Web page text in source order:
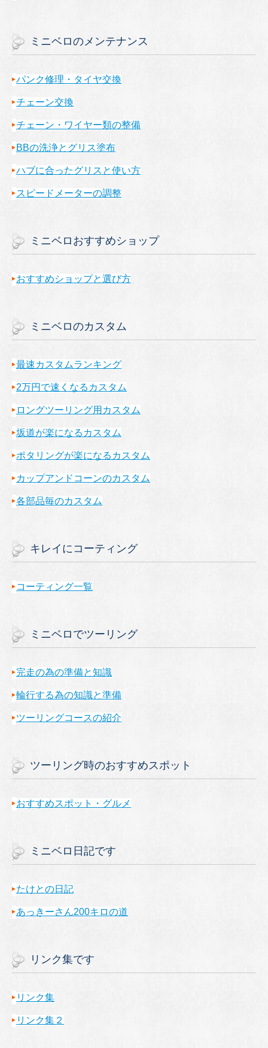
ミニベロのメンテナンス
パンク修理・タイヤ交換
チェーン交換
チェーン・ワイヤー類の整備
BBの洗浄とグリス塗布
ハブに合ったグリスと使い方
スピードメーターの調整
ミニベロおすすめショップ
おすすめショップと選び方
ミニベロのカスタム
最速カスタムランキング
2万円で速くなるカスタム
ロングツーリング用カスタム
坂道が楽になるカスタム
ポタリングが楽になるカスタム
カップアンドコーンのカスタム
各部品毎のカスタム
キレイにコーティング
コーティング一覧
ミニベロでツーリング
完走の為の準備と知識
輪行する為の知識と準備
ツーリングコースの紹介
ツーリング時のおすすめスポット
おすすめスポット・グルメ
ミニベロ日記です
たけとの日記
あっきーさん200キロの道
リンク集です
リンク集
リンク集２